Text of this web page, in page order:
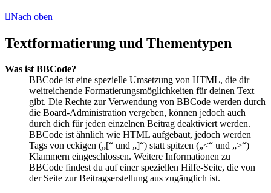
Nach oben
Textformatierung und Thementypen
Was ist BBCode?
BBCode ist eine spezielle Umsetzung von HTML, die dir
weitreichende Formatierungsmöglichkeiten für deinen Text
gibt. Die Rechte zur Verwendung von BBCode werden durch
die Board-Administration vergeben, können jedoch auch
durch dich für jeden einzelnen Beitrag deaktiviert werden.
BBCode ist ähnlich wie HTML aufgebaut, jedoch werden
Tags von eckigen („[“ und „]“) statt spitzen („<“ und „>“)
Klammern eingeschlossen. Weitere Informationen zu
BBCode findest du auf einer speziellen Hilfe-Seite, die von
der Seite zur Beitragserstellung aus zugänglich ist.